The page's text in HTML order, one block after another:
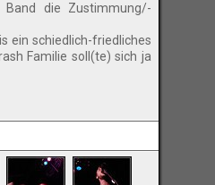
die Zustimmung/-
ein schiedlich-friedliches
Familie soll(te) sich ja